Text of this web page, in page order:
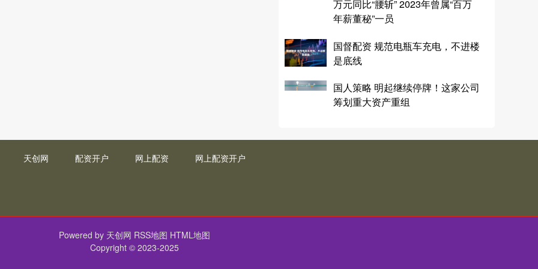
万元同比“腰斩” 2023年曾属“百万
年薪董秘”一员
国督配资 规范电瓶车充电，不进楼
是底线
国人策略 明起继续停牌！这家公司
筹划重大资产重组
天创网 配资开户 网上配资 网上配资开户
Powered by 天创网 RSS地图 HTML地图
Copyright © 2023-2025